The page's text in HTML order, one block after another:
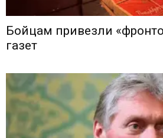
Бойцам привезли
газет